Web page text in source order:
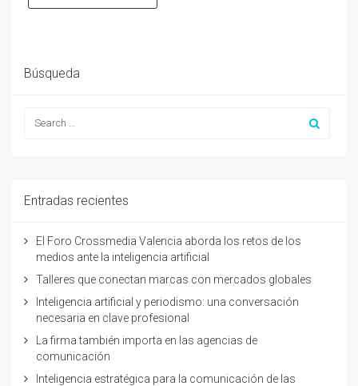
Búsqueda
Entradas recientes
El Foro Crossmedia Valencia aborda los retos de los
medios ante la inteligencia artificial
Talleres que conectan marcas con mercados globales
Inteligencia artificial y periodismo: una conversación
necesaria en clave profesional
La firma también importa en las agencias de
comunicación
Inteligencia estratégica para la comunicación de las